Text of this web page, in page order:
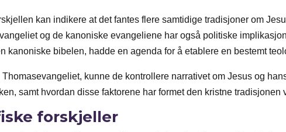
kan indikere at det fantes flere samtidige tradisjoner om
og de kanoniske evangeliene har også politiske
kanoniske bibelen, hadde en agenda for å etablere en bestemt
kunne de kontrollere narrativet om Jesus og
samt hvordan disse faktorene har formet den kristne tradisjonen
forskjeller